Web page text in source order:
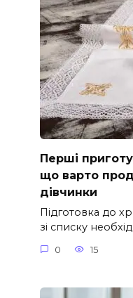
Перші
що варто
дівчинки
Підготовка до
зі списку
0 15